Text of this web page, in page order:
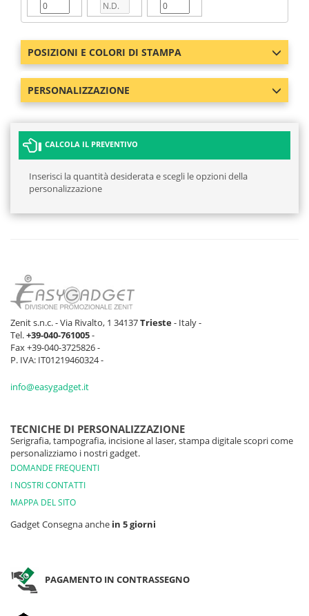
POSIZIONI E COLORI DI STAMPA
PERSONALIZZAZIONE
CALCOLA IL PREVENTIVO
Inserisci la quantità desiderata e scegli le opzioni della
personalizzazione
Zenit s.n.c. - Via Rivalto, 1 34137Trieste- Italy -
Tel.+39-040-761005-
Fax +39-040-3725826 -
P. IVA: IT01219460324 -
info@easygadget.it
TECNICHE DI PERSONALIZZAZIONE
Serigrafia, tampografia, incisione al laser, stampa digitale scopri come
personalizziamo i nostri gadget.
DOMANDE FREQUENTI
I NOSTRI CONTATTI
MAPPA DEL SITO
Gadget Consegna anche in 5 giorni
PAGAMENTO IN CONTRASSEGNO